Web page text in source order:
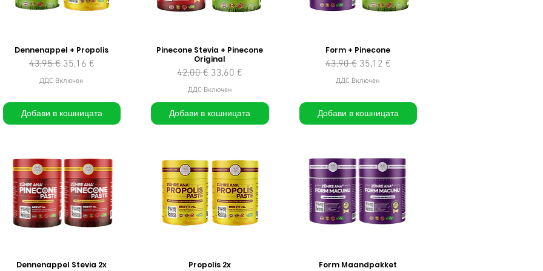
Dennenappel + Propolis
Редовна цена
43,95 € Продажна цена
35,16 €
ДДС Включен
Добави в кошницата
Pinecone Stevia + Pinecone
Original
Редовна цена
42,00 € Продажна цена
33,60 €
ДДС Включен
Добави в кошницата
Form + Pinecone
Редовна цена
43,90 € Продажна цена
35,12 €
ДДС Включен
Добави в кошницата
Dennenappel Stevia 2x Propolis 2x Form Maandpakket